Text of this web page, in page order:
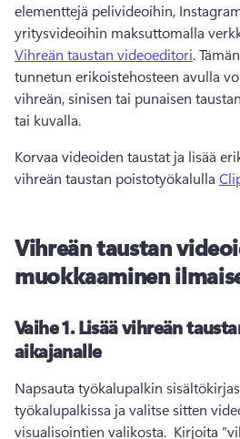
elementtejä pelivideoihin,
yritysvideoihin maksuttomalla
Vihreän taustan videoeditori.
tunnetun erikoistehosteen avulla
vihreän, sinisen tai punaisen
tai kuvalla.
Korvaa videoiden taustat ja lisää
vihreän taustan poistotyökalulla
Vihreän taustan
muokkaaminen
Vaihe 1.Lisää vihreän
aikajanalle
Napsauta työkalupalkin
työkalupalkissa ja valitse sitten
visualisointien valikosta. Kirjoita